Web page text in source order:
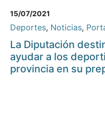
15/07/2021
Deportes, Noticias,
La Diputación
ayudar a los
provincia en su